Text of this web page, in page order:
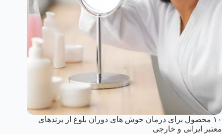
۱۰ محصول برای درمان جوش های دوران بلوغ از برندهای
معتبر ایرانی و خارجی